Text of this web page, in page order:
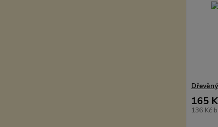
165
136 Kč